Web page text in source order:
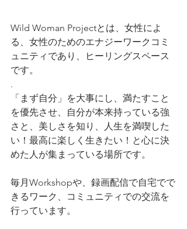
Wild Woman Projectとは、女性によ
る、女性のためのエナジーワークコミ
ュニティであり、ヒーリングスペース
です。
.
「まず自分」を大事にし、満たすこと
を優先させ、自分が本来持っている強
さと、美しさを知り、人生を満喫した
い！最高に楽しく生きたい！と心に決
めた人が集まっている場所です。
毎月Workshopや、録画配信で自宅でで
きるワーク、コミュニティでの交流を
行っています。